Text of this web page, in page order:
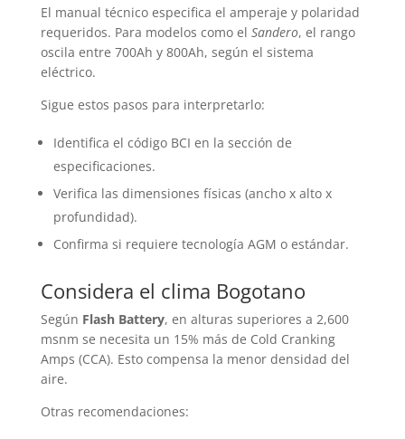
El manual técnico especifica el amperaje y polaridad
requeridos. Para modelos como el Sandero, el rango
oscila entre 700Ah y 800Ah, según el sistema
eléctrico.
Sigue estos pasos para interpretarlo:
Identifica el código BCI en la sección de
especificaciones.
Verifica las dimensiones físicas (ancho x alto x
profundidad).
Confirma si requiere tecnología AGM o estándar.
Considera el clima Bogotano
Según Flash Battery, en alturas superiores a 2,600
msnm se necesita un 15% más de Cold Cranking
Amps (CCA). Esto compensa la menor densidad del
aire.
Otras recomendaciones: